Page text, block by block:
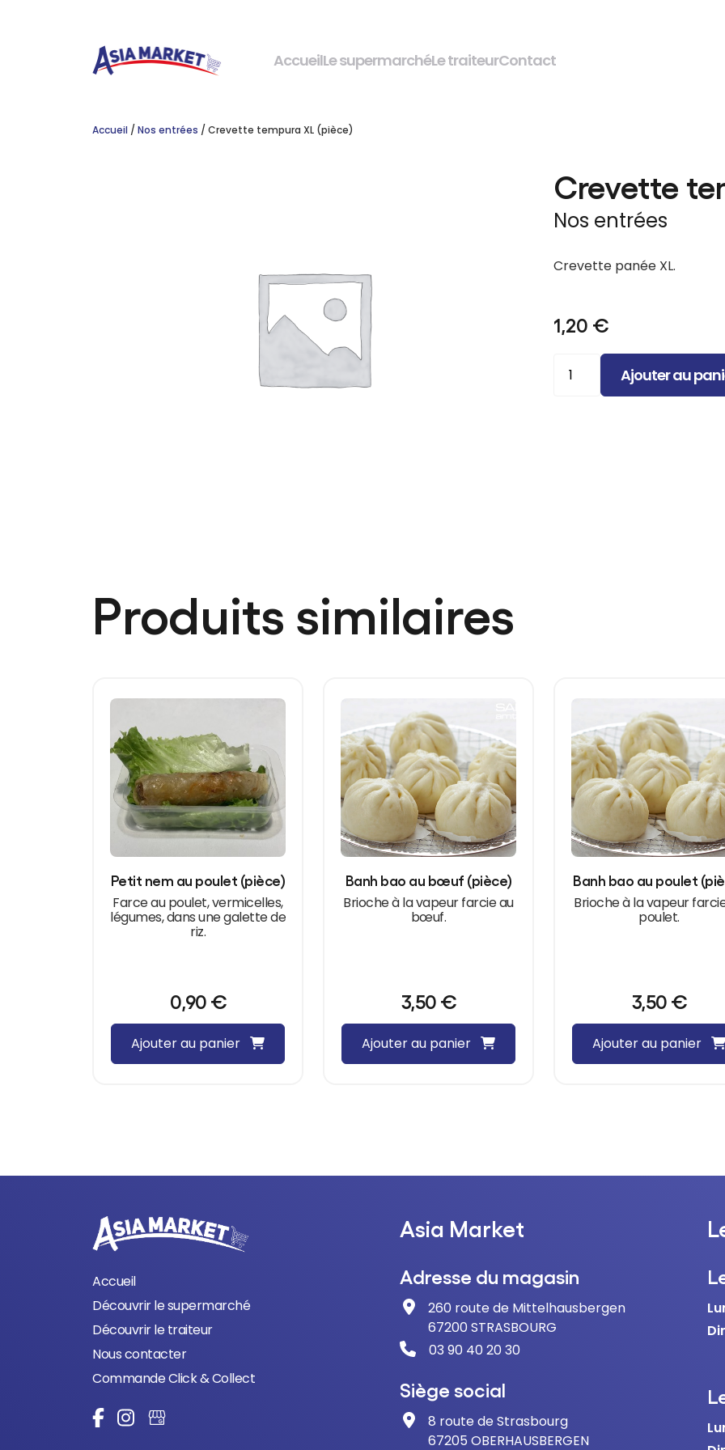
AccueilLe supermarchéLe traiteurContact
Accueil / Nos entrées / Crevette tempura XL (pièce)
Crevette
Nos entrées
Crevette panée XL.
1,20 €
quantité
Crevette
Ajouter au
Produits similaires
Petit nem au poulet (pièce)
Farce au poulet, vermicelles,
légumes, dans une galette de
riz.
0,90 €
Ajouter au panier
Banh bao au bœuf (pièce)
Brioche à la vapeur farcie au
bœuf.
3,50 €
Ajouter au panier
Banh bao au poulet
Brioche à la vapeur
poulet.
3,50 €
Ajouter au panier
Accueil
Découvrir le supermarché
Découvrir le traiteur
Nous contacter
Commande Click & Collect
Asia Market
Adresse du magasin
260 route de Mittelhausbergen
67200 STRASBOURG
03 90 40 20 30
Siège social
8 route de Strasbourg
67205 OBERHAUSBERGEN